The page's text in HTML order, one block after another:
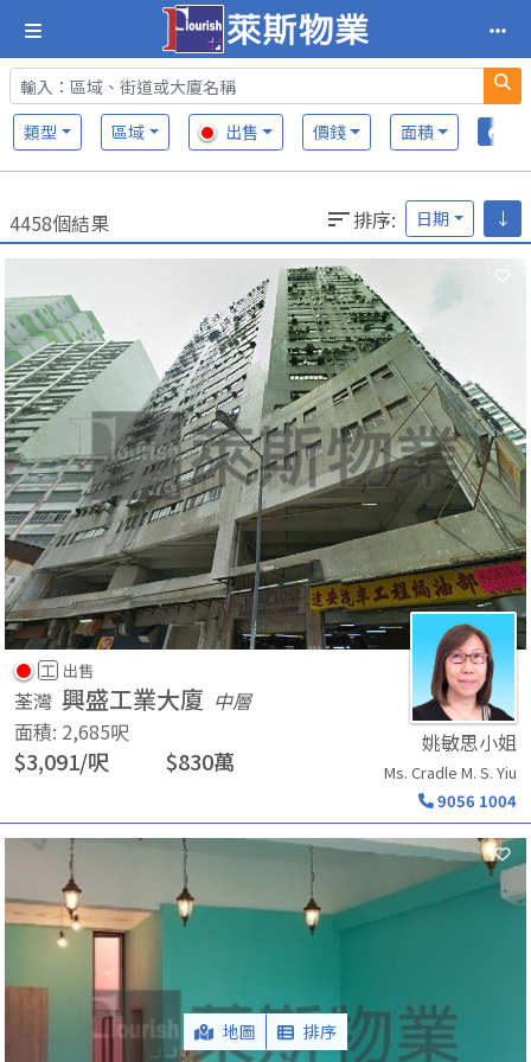
類型 區域 出售 價錢 面積
4458個結果 排序: 日期 ↓
工 出售
荃灣 興盛工業大廈 中層
面積: 2,685呎
$3,091/呎 $830萬
姚敏思小姐
Ms. Cradle M. S. Yiu
9056 1004
地圖 排序